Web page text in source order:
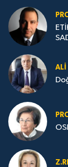
ALI